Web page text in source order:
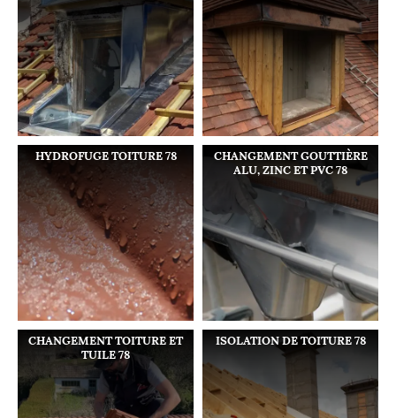
HYDROFUGE TOITURE 78
CHANGEMENT GOUTTIÈRE
ALU, ZINC ET PVC 78
CHANGEMENT TOITURE ET
TUILE 78
ISOLATION DE TOITURE 78